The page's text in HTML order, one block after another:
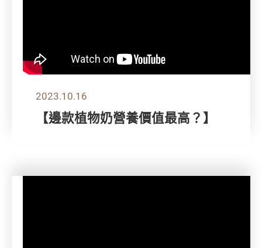
2023.10.16
【邊款植物奶營養價值最高？】